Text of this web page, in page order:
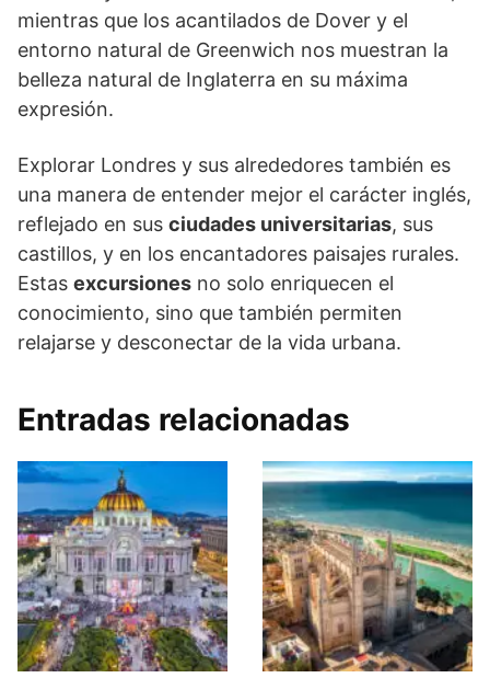
mientras que los acantilados de Dover y el
entorno natural de Greenwich nos muestran la
belleza natural de Inglaterra en su máxima
expresión.
Explorar Londres y sus alrededores también es
una manera de entender mejor el carácter inglés,
reflejado en sus ciudades universitarias, sus
castillos, y en los encantadores paisajes rurales.
Estas excursiones no solo enriquecen el
conocimiento, sino que también permiten
relajarse y desconectar de la vida urbana.
Entradas relacionadas